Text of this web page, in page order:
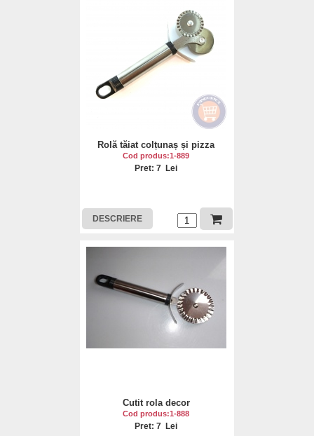
Rolă tăiat colțunaș și pizza
Cod produs:1-889
Pret: 7 Lei
DESCRIERE
Cutit rola decor
Cod produs:1-888
Pret: 7 Lei